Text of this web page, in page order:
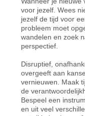
voor jezelf. Wees
jezelf de tijd voor
probleem moet
wandelen en zoek
perspectief.
Disruptief,
overgeeft aan
vernieuwen. Maak
de
Bespeel een
en uit veel